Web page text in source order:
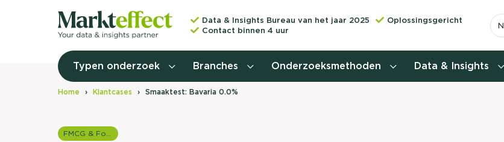
Data & Insights Bureau van het jaar 2025
Oplossingsgericht
Contact binnen 4 uur
Typen onderzoek Branches Onderzoeksmethoden Data & Insights
Home Klantcases Smaaktest: Bavaria 0.0%
FMCG & Food branche